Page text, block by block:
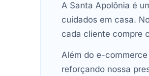
A Santa Apolônia é
cuidados em casa.
cada cliente compre
Além do e-
reforçando nossa